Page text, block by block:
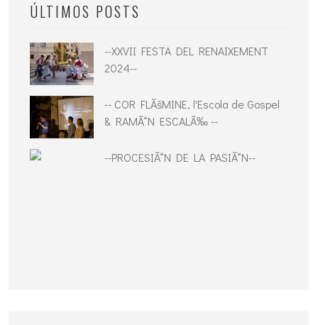
ÚLTIMOS POSTS
--XXVII FESTA DEL RENAIXEMENT
2024--
-- COR FLÃšMINE, l'Escola de Gospel
& RAMÃ“N ESCALÃ‰ --
--PROCESIÃ“N DE LA PASIÃ“N--